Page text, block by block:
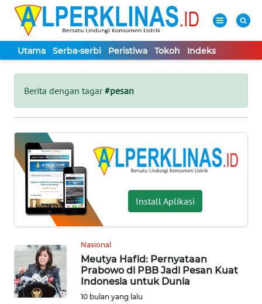
Utama Serba-serbi Peristiwa Tokoh Indeks
Berita dengan tagar#pesan
Install Aplikasi
Nasional
Meutya Hafid: Pernyataan
Prabowo di PBB Jadi Pesan Kuat
Indonesia untuk Dunia
10 bulan yang lalu
Tutup
UTAMA
SERBA-
SERBI
PERISTIWA
TOKOH
Informasi
INDEKS
BERITA